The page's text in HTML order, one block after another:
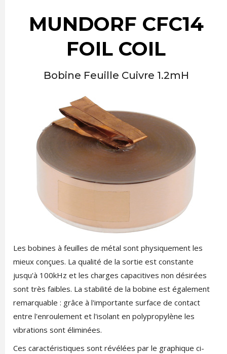
MUNDORF CFC14
FOIL COIL
Bobine Feuille Cuivre 1.2mH
Les bobines à feuilles de métal sont physiquement les
mieux conçues. La qualité de la sortie est constante
jusqu'à 100kHz et les charges capacitives non désirées
sont très faibles. La stabilité de la bobine est également
remarquable : grâce à l'importante surface de contact
entre l'enroulement et l'isolant en polypropylène les
vibrations sont éliminées.
Ces caractéristiques sont révélées par le graphique ci-